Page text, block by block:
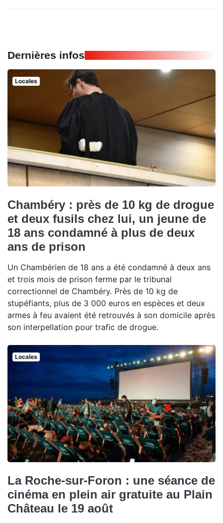
Dernières infos
Locales
Chambéry : près de 10 kg de drogue
et deux fusils chez lui, un jeune de
18 ans condamné à plus de deux
ans de prison
Un Chambérien de 18 ans a été condamné à deux ans
et trois mois de prison ferme par le tribunal
correctionnel de Chambéry. Près de 10 kg de
stupéfiants, plus de 3 000 euros en espèces et deux
armes à feu avaient été retrouvés à son domicile après
son interpellation pour trafic de drogue.
Locales
La Roche-sur-Foron : une séance de
cinéma en plein air gratuite au Plain
Château le 19 août